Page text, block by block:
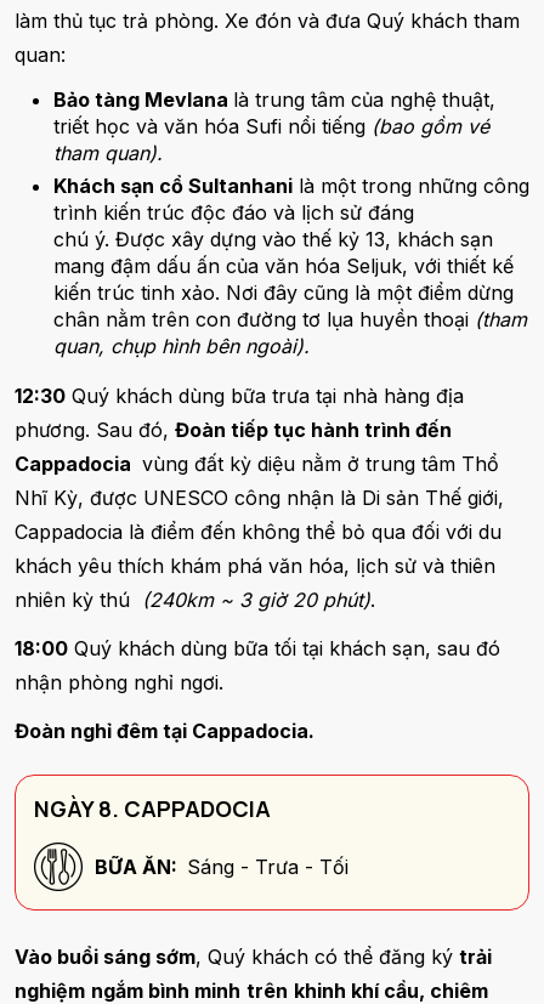
làm thủ tục trả phòng. Xe đón và đưa Quý khách tham
quan:
Bảo tàng Mevlana là trung tâm của nghệ thuật,
triết học và văn hóa Sufi nổi tiếng (bao gồm vé
tham quan).
Khách sạn cổ Sultanhani là một trong những công
trình kiến trúc độc đáo và lịch sử đáng
chú ý. Được xây dựng vào thế kỷ 13, khách sạn
mang đậm dấu ấn của văn hóa Seljuk, với thiết kế
kiến trúc tinh xảo. Nơi đây cũng là một điểm dừng
chân nằm trên con đường tơ lụa huyền thoại (tham
quan, chụp hình bên ngoài).
12:30 Quý khách dùng bữa trưa tại nhà hàng địa
phương. Sau đó, Đoàn tiếp tục hành trình đến
Cappadocia vùng đất kỳ diệu nằm ở trung tâm Thổ
Nhĩ Kỳ, được UNESCO công nhận là Di sản Thế giới,
Cappadocia là điểm đến không thể bỏ qua đối với du
khách yêu thích khám phá văn hóa, lịch sử và thiên
nhiên kỳ thú (240km ~ 3 giờ 20 phút).
18:00 Quý khách dùng bữa tối tại khách sạn, sau đó
nhận phòng nghỉ ngơi.
Đoàn nghỉ đêm tại Cappadocia.
NGÀY 8. CAPPADOCIA
BỮA ĂN: Sáng - Trưa - Tối
Vào buổi sáng sớm, Quý khách có thể đăng ký trải
nghiệm ngắm bình minh trên khinh khí cầu, chiêm